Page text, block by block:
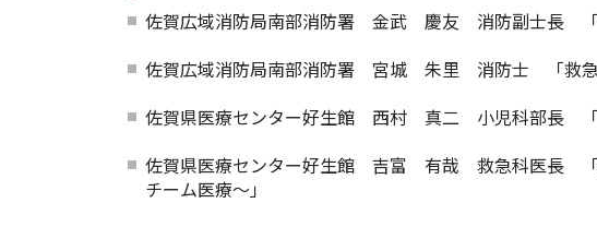
佐賀広域消防局南部消防署 金武 慶友 消防副士長 「
佐賀広域消防局南部消防署 宮城 朱里 消防士 「救急
佐賀県医療センター好生館 西村 真二 小児科部長 「
佐賀県医療センター好生館 吉富 有哉 救急科医長 「
チーム医療～」